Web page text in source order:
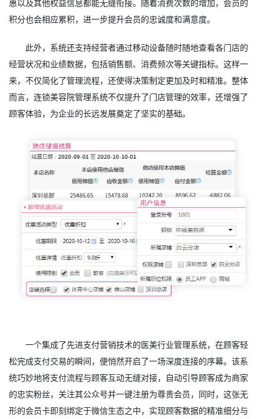
惠以及其他权益信息都能无缝衔接。随着消费次数的增加，会员的
积分也会相应累积，进一步提升会员的忠诚度和满意度。
此外，系统还支持经营者通过移动设备随时随地查看各门店的
经营状况和业绩数据，包括销售额、消费频次等关键指标。这样一
来，不仅简化了管理流程，还使得决策制定更加及时和精准。整体
而言，连锁美容院管理系统不仅提升了门店管理的效率，还增强了
顾客体验，为企业的长远发展奠定了坚实的基础。
一个集成了先进支付营销技术的医美行业管理系统，在顾客轻
松完成支付交易的瞬间，便悄然开启了一场深度连接的序幕。该系
统巧妙地将支付流程与顾客互动无缝对接，自动引导顾客成为商家
的忠实粉丝，关注其公众号并一键注册为尊贵会员，同时，这张无
形的会员卡即刻绑定于微信生态之中，实现顾客数据的精准细分与